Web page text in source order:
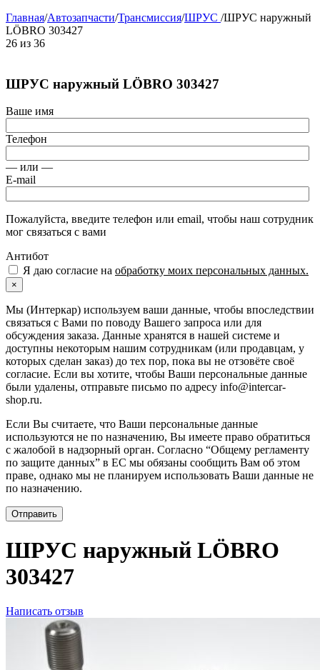
Главная/Автозапчасти/Трансмиссия/ШРУС /ШРУС наружный
LÖBRO 303427
26 из 36
ШРУС наружный LÖBRO 303427
Ваше имя
Телефон
— или —
E-mail
Пожалуйста, введите телефон или email, чтобы наш сотрудник
мог связаться с вами
Антибот
Я даю согласие на обработку моих персональных данных.
×
Мы (Интеркар) используем ваши данные, чтобы впоследствии
связаться с Вами по поводу Вашего запроса или для
обсуждения заказа. Данные хранятся в нашей системе и
доступны некоторым нашим сотрудникам (или продавцам, у
которых сделан заказ) до тех пор, пока вы не отзовёте своё
согласие. Если вы хотите, чтобы Ваши персональные данные
были удалены, отправьте письмо по адресу info@intercar-
shop.ru.
Если Вы считаете, что Ваши персональные данные
используются не по назначению, Вы имеете право обратиться
с жалобой в надзорный орган. Согласно “Общему регламенту
по защите данных” в ЕС мы обязаны сообщить Вам об этом
праве, однако мы не планируем использовать Ваши данные не
по назначению.
Отправить
ШРУС наружный LÖBRO
303427
Написать отзыв